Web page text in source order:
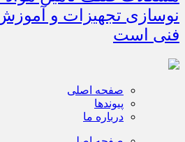
نوسازی تجهیزات و
فنی است
صفحه اصلی
پیوندها
درباره ما